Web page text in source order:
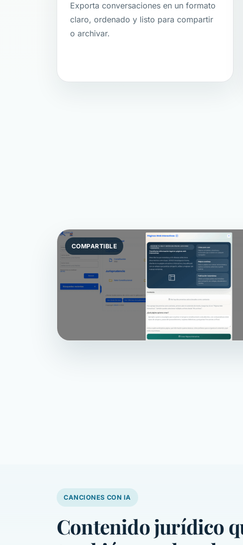
Exporta conversaciones en un formato
claro, ordenado y listo para compartir
o archivar.
COMPARTIBLE
CANCIONES CON IA
Contenido jurídico